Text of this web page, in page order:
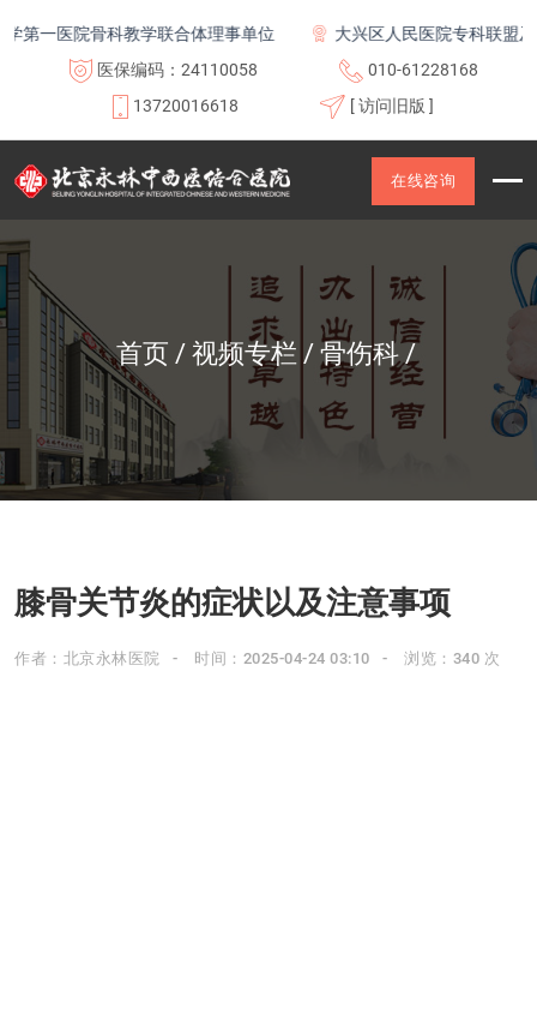
一医院骨科教学联合体理事单位
大兴区人民医院专科联盟及
医保编码：24110058
010-61228168
13720016618
[ 访问旧版 ]
在线咨询
首页 视频专栏 骨伤科
膝骨关节炎的症状以及注意事项
作者：北京永林医院 时间：2025-04-24 03:10 浏览：340 次